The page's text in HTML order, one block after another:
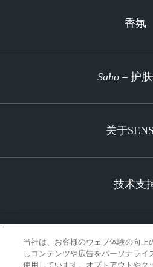
香氛
Saho– 护
关于
技术支
当社は、お客様のウェブ体験の向上
しコンテンツや広告をパーソナライ
使用しています。オプトアウトやク